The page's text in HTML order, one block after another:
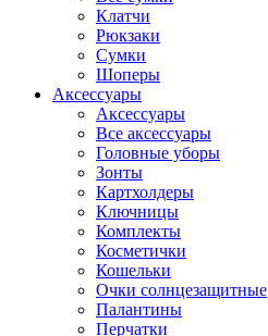
Клатчи
Рюкзаки
Сумки
Шоперы
Аксессуары
Аксессуары
Все аксессуары
Головные уборы
Зонты
Картхолдеры
Ключницы
Комплекты
Косметички
Кошельки
Очки солнцезащитные
Палантины
Перчатки